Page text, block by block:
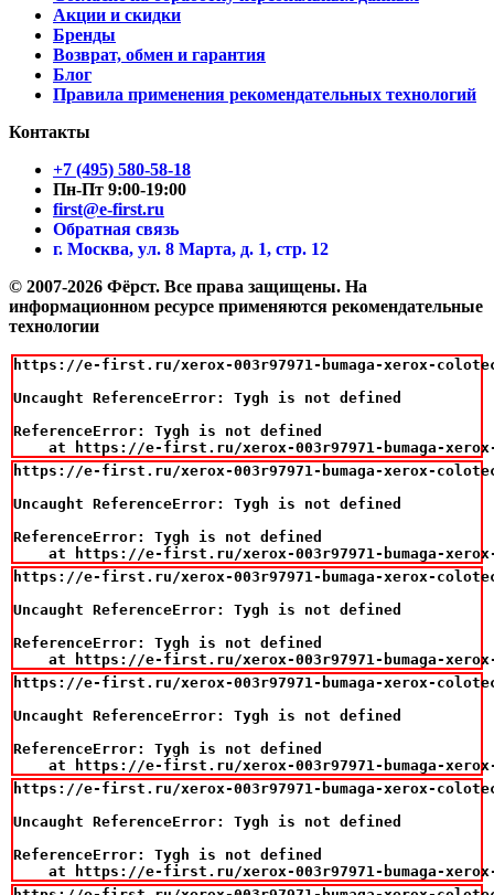
Акции и скидки
Бренды
Возврат, обмен и гарантия
Блог
Правила применения рекомендательных технологий
Контакты
+7 (495) 580-58-18
Пн-Пт 9:00-19:00
first@e-first.ru
Обратная связь
г. Москва, ул. 8 Марта, д. 1, стр. 12
© 2007-2026 Фёрст. Все права защищены. На
информационном ресурсе применяются рекомендательные
технологии
https://e-first.ru/xerox-003r97971-bumaga-xerox-
Uncaught ReferenceError: Tygh is not defined
ReferenceError: Tygh is not defined
at https://e-first.ru/xerox-003r97971-bumaga-
https://e-first.ru/xerox-003r97971-bumaga-xerox-
Uncaught ReferenceError: Tygh is not defined
ReferenceError: Tygh is not defined
at https://e-first.ru/xerox-003r97971-bumaga-
https://e-first.ru/xerox-003r97971-bumaga-xerox-
Uncaught ReferenceError: Tygh is not defined
ReferenceError: Tygh is not defined
at https://e-first.ru/xerox-003r97971-bumaga-
https://e-first.ru/xerox-003r97971-bumaga-xerox-
Uncaught ReferenceError: Tygh is not defined
ReferenceError: Tygh is not defined
at https://e-first.ru/xerox-003r97971-bumaga-
https://e-first.ru/xerox-003r97971-bumaga-xerox-
Uncaught ReferenceError: Tygh is not defined
ReferenceError: Tygh is not defined
at https://e-first.ru/xerox-003r97971-bumaga-